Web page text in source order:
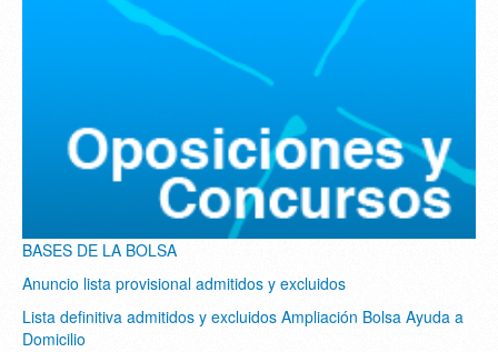
BASES DE LA BOLSA
Anuncio lista provisional admitidos y excluidos
Lista definitiva admitidos y excluidos Ampliación Bolsa Ayuda a
Domicilio